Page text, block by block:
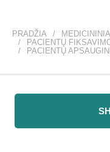
PRADŽIA
PACIENTŲ
PACIENTŲ